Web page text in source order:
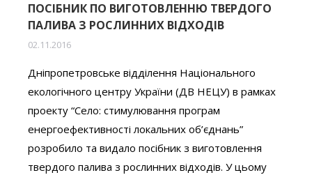
ПОСІБНИК ПО ВИГОТОВЛЕННЮ ТВЕРДОГО
ПАЛИВА З РОСЛИННИХ ВІДХОДІВ
02.11.2016
Дніпропетровське відділення Національного
екологічного центру України (ДВ НЕЦУ) в рамках
проекту “Село: стимулювання програм
енергоефективності локальних об’єднань”
розробило та видало посібник з виготовлення
твердого палива з рослинних відходів. У цьому